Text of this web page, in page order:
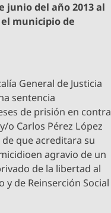
junio del año 2013 al
municipio de
General de Justicia
sentencia
de prisión en contra
o Carlos Pérez López
que acreditara su
agravio de un
de la libertad al
de Reinserción Social